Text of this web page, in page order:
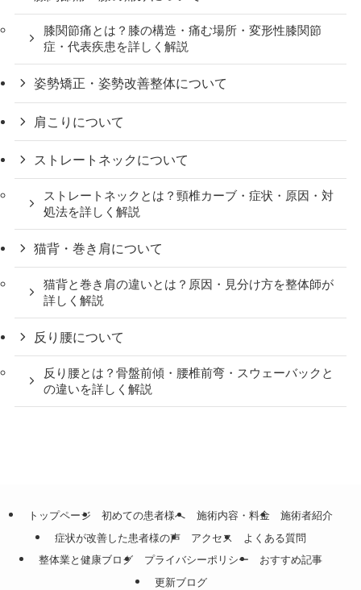
膝関節痛とは？膝の構造・痛む場所・変形性膝関節
症・代表疾患を詳しく解説
姿勢矯正・姿勢改善整体について
肩こりについて
ストレートネックについて
ストレートネックとは？頸椎カーブ・症状・原因・対
処法を詳しく解説
猫背・巻き肩について
猫背と巻き肩の違いとは？原因・見分け方を整体師が
詳しく解説
反り腰について
反り腰とは？骨盤前傾・腰椎前弯・スウェーバックと
の違いを詳しく解説
トップページ 初めての患者様へ 施術内容・料金
施術者紹介
症状が改善した患者様の声
アクセス
よくある質問
整体業と健康ブログ
プライバシーポリシー
おすすめ記事
更新ブログ